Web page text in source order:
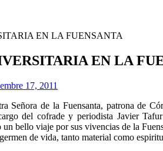
EN LA FUENSANTA
EN LA
17, 2011
Señora de la Fuensanta, patrona de
del cofrade y periodista Javier
bello viaje por sus vivencias de la
de vida, tanto material como